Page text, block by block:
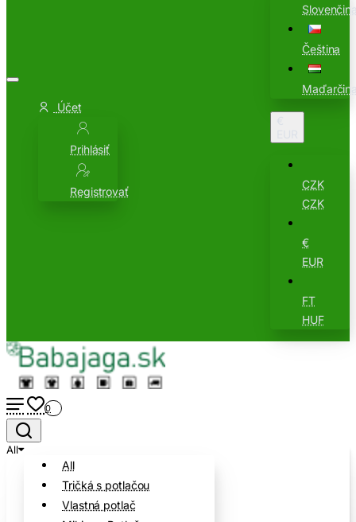
Účet
Prihlásiť
Registrovať
Čeština
CZK
CZK
€
EUR
FT
HUF
0
All
All
Tričká s potlačou
Vlastná potlač